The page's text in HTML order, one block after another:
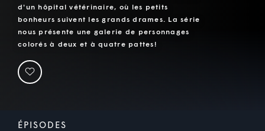
d'un hôpital vétérinaire, où les petits
bonheurs suivent les grands drames. La série
nous présente une galerie de personnages
colorés à deux et à quatre pattes!
ÉPISODES